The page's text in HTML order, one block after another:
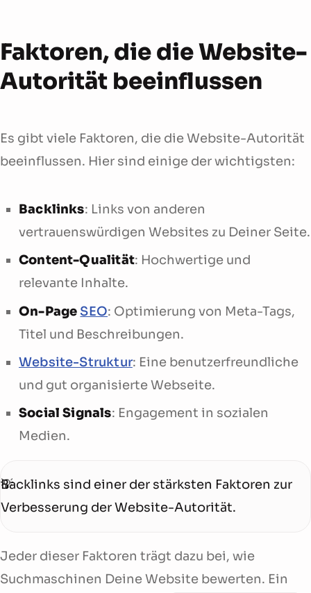
Faktoren, die die Website-
Autorität beeinflussen
Es gibt viele Faktoren, die die Website-Autorität
beeinflussen. Hier sind einige der wichtigsten:
Backlinks: Links von anderen
vertrauenswürdigen Websites zu Deiner Seite.
Content-Qualität: Hochwertige und
relevante Inhalte.
On-Page SEO: Optimierung von Meta-Tags,
Titel und Beschreibungen.
Website-Struktur: Eine benutzerfreundliche
und gut organisierte Webseite.
Social Signals: Engagement in sozialen
Medien.
Backlinks sind einer der stärksten Faktoren zur
Verbesserung der Website-Autorität.
Jeder dieser Faktoren trägt dazu bei, wie
Suchmaschinen Deine Website bewerten. Ein